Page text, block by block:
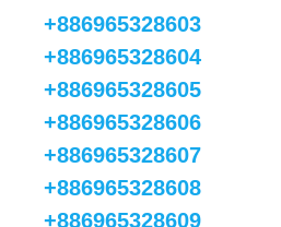
+886965328603
+886965328604
+886965328605
+886965328606
+886965328607
+886965328608
+886965328609